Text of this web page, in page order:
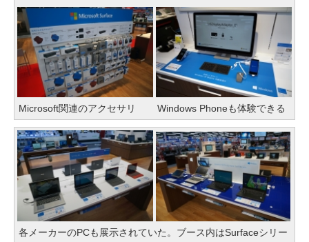
Microsoft関連のアクセサリ Windows Phoneも体験できる
各メーカーのPCも展示されていた。ブース内はSurfaceシリー